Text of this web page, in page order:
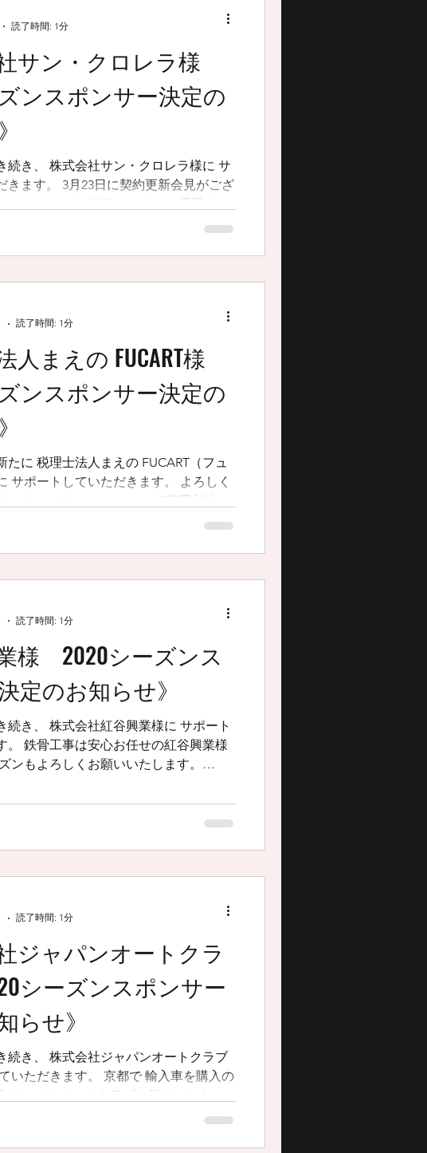
サン・クロレラ様
ンスポンサー決定の
続き、 株式会社サン・クロレラ様に サ
約更新会見がござ
大堀選手が 参列いたしました。 昨シー
読了時間: 1分
人まえの FUCART様
ンスポンサー決定の
たに 税理士法人まえの FUCART（フュ
ートしていただきます。 よろしく
。 https://www.maeno.net #税理士法人
#京都一丸
読了時間: 1分
様 2020シーズンス
定のお知らせ》
続き、 株式会社紅谷興業様に サポート
興業様
読了時間: 1分
ジャパンオートクラ
シーズンスポンサー
らせ》
続き、 株式会社ジャパンオートクラブ
。 京都で 輸入車を購入の
ジャパンオートクラブに行くことをオ
メンテナンスからアフターケアまで万
読了時間: 1分